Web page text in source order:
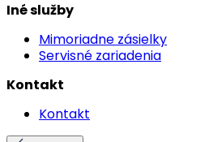
Iné služby
Mimoriadne zásielky
Servisné zariadenia
Kontakt
Kontakt